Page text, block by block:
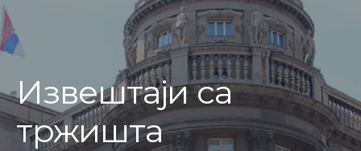
Извештаји са
тржишта